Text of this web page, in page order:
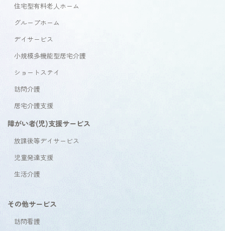
住宅型有料老人ホーム
グループホーム
デイサービス
小規模多機能型居宅介護
ショートステイ
訪問介護
居宅介護支援
障がい者(児)支援サービス
放課後等デイサービス
児童発達支援
生活介護
その他サービス
訪問看護